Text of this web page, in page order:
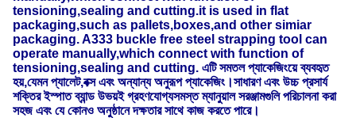
tensioning,sealing and cutting.it is used in flat
packaging,such as pallets,boxes,and other simiar
packaging. A333 buckle free steel strapping tool can
operate manually,which connect with function of
tensioning,sealing and cutting. এটি সমতল প্যাকেজিংয়ে ব্যবহৃত
হয়,যেমন প্যালেট,বক্স এবং অন্যান্য অনুরূপ প্যাকেজিং।সাধারণ এবং উচ্চ প্রসার্য
শক্তির ইস্পাত ব্যান্ড উভয়ই গ্রহণযোগ্যসমস্ত ম্যানুয়াল সরঞ্জামগুলি পরিচালনা করা
সহজ এবং যে কোনও অনুষ্ঠানে দক্ষতার সাথে কাজ করতে পারে।